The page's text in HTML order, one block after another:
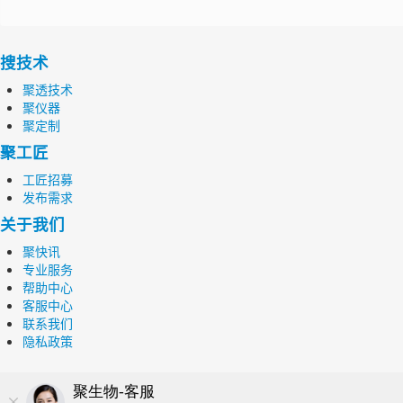
搜技术
聚透技术
聚仪器
聚定制
聚工匠
工匠招募
发布需求
关于我们
聚快讯
专业服务
帮助中心
客服中心
联系我们
隐私政策
© 鄂ICP备18018887号 版权所有 2019 优聚严选（武汉）科技服务有限